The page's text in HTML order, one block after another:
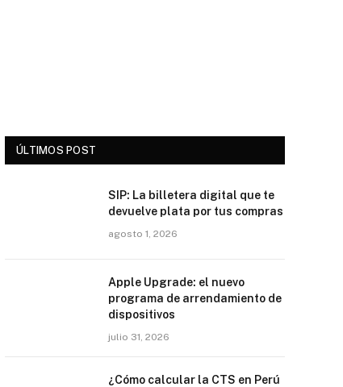
ÚLTIMOS POST
SIP: La billetera digital que te
devuelve plata por tus compras
agosto 1, 2026
Apple Upgrade: el nuevo
programa de arrendamiento de
dispositivos
julio 31, 2026
¿Cómo calcular la CTS en Perú